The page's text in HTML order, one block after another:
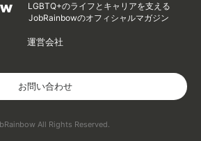
LGBTQ+のライフとキャリアを支える
JobRainbowのオフィシャルマガジン
運営会社
お問い合わせ
All Rights Reserved.